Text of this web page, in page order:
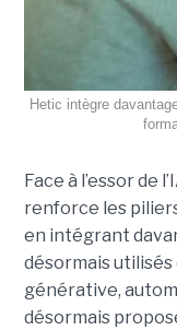
Hetic intègre
Face à l’essor de
renforce les
en intégrant
désormais utilisés
générative,
désormais